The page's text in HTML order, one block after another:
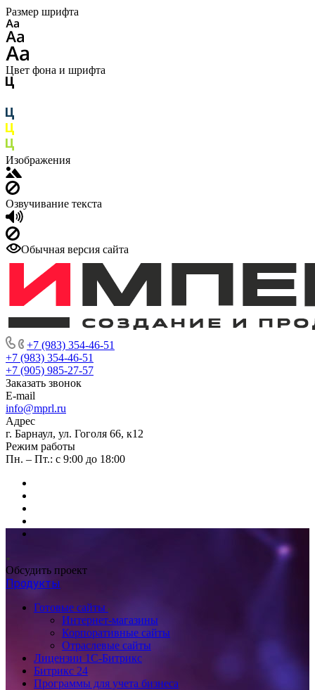
Размер шрифта
Цвет фона и шрифта
Изображения
Озвучивание текста
Обычная версия сайта
+7 (983) 354-46-51
+7 (983) 354-46-51
+7 (905) 985-27-57
Заказать звонок
E-mail
info@mprl.ru
Адрес
г. Барнаул, ул. Гоголя 66, к12
Режим работы
Пн. – Пт.: с 9:00 до 18:00
Обсудить проект
Продукты
Готовые сайты
Интернет-магазины
Корпоративные сайты
Отраслевые сайты
Лицензии 1С-Битрикс
Битрикс 24
Программы для учета бизнеса